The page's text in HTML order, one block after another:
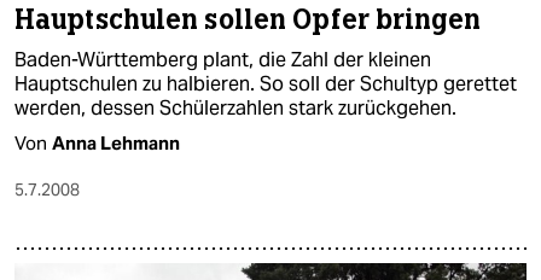
Hauptschulen sollen Opfer bringen
Baden-Württemberg plant, die Zahl der kleinen
Hauptschulen zu halbieren. So soll der Schultyp gerettet
werden, dessen Schülerzahlen stark zurückgehen.
Von Anna Lehmann
5.7.2008